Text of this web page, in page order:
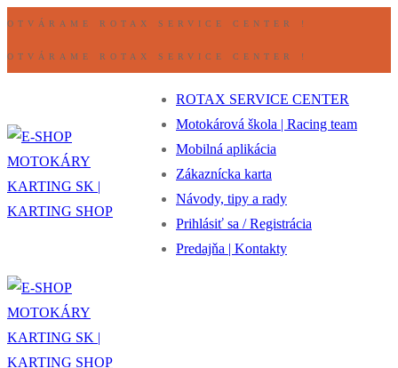
Preskočiť
Ponuka
Zavrieť
OTVÁRAME ROTAX SERVICE CENTER !
OTVÁRAME ROTAX SERVICE CENTER !
ROTAX SERVICE CENTER
Motokárová škola | Racing team
Mobilná aplikácia
Zákaznícka karta
Návody, tipy a rady
Prihlásiť sa / Registrácia
Predajňa | Kontakty